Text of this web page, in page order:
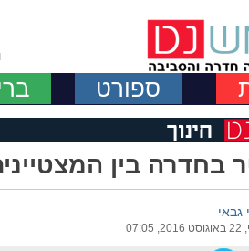
ספורט
בחדרה בין
גבאי